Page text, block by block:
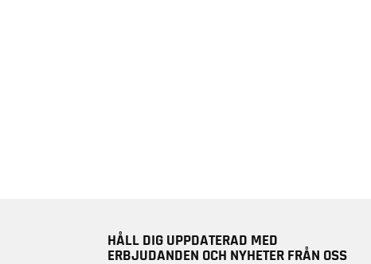
HÅLL DIG UPPDATERAD MED
ERBJUDANDEN OCH NYHETER FRÅN OSS